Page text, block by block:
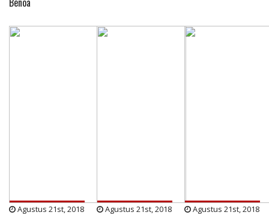
Agustus 21st, 2018 Agustus 21st, 2018 Agustus 21st, 2018